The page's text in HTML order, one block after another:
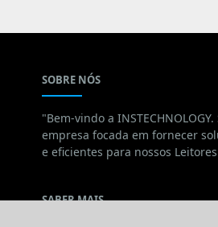
SOBRE NÓS
"Bem-vindo a
empresa focada em fornecer
e eficientes para nossos
SABER MAIS